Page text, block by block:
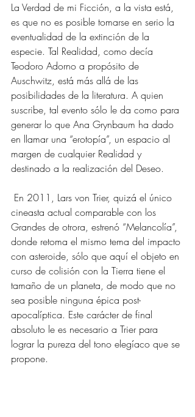
La Verdad de mi Ficción, a la vista está,
es que no es posible tomarse en serio la
eventualidad de la extinción de la
especie. Tal Realidad, como decía
Teodoro Adorno a propósito de
Auschwitz, está más allá de las
posibilidades de la literatura. A quien
suscribe, tal evento sólo le da como para
generar lo que Ana Grynbaum ha dado
en llamar una “erotopía”, un espacio al
margen de cualquier Realidad y
destinado a la realización del Deseo.
cineasta actual comparable con los
Grandes de otrora, estrenó “Melancolía”,
donde retoma el mismo tema del impacto
con asteroide, sólo que aquí el objeto en
curso de colisión con la Tierra tiene el
tamaño de un planeta, de modo que no
sea posible ninguna épica post-
apocalíptica. Este carácter de final
absoluto le es necesario a Trier para
lograr la pureza del tono elegíaco que se
propone.